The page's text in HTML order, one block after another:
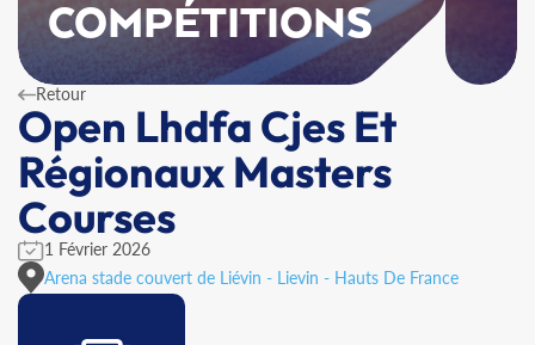
COMPÉTITIONS
Retour
Open Lhdfa Cjes Et
Régionaux Masters
Courses
1 Février 2026
Arena stade couvert de Liévin - Lievin - Hauts De France